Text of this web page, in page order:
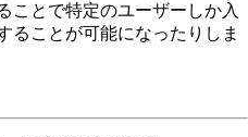
ことで特定のユーザーしか入
ることが可能になったりしま